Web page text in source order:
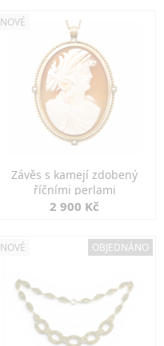
NOVÉ
Závěs s kamejí zdobený
říčními perlami
2 900 Kč
NOVÉ OBJEDNÁNO